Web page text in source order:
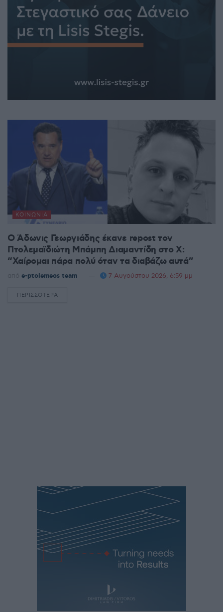
ΚΟΙΝΩΝΊΑ
Ο Άδωνις Γεωργιάδης έκανε repost τον
Πτολεμαϊδιώτη Μπάμπη Διαμαντίδη στο X:
“Χαίρομαι πάρα πολύ όταν τα διαβάζω αυτά”
από e-ptolemeos team 7 Αυγούστου 2026, 6:59 μμ
ΠΕΡΙΣΣΌΤΕΡΑ